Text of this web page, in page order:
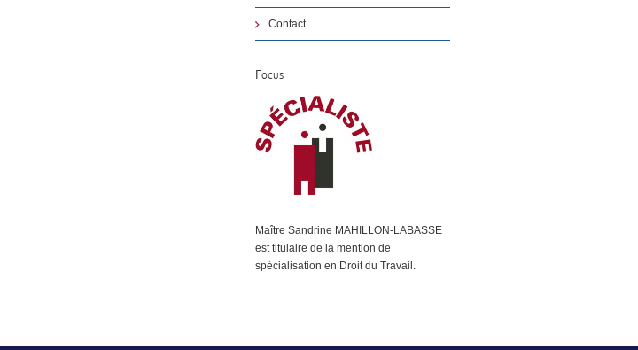
Contact
Focus
Maître Sandrine MAHILLON-LABASSE
est titulaire de la mention de
spécialisation en Droit du Travail.